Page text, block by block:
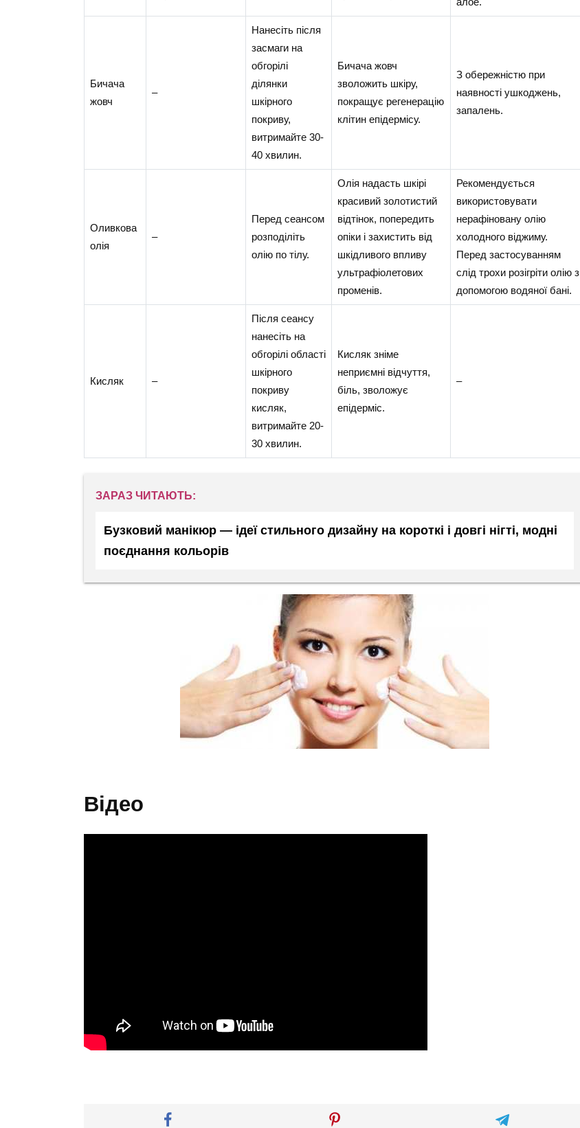
Бичача
жовч
–
Нанесіть після
засмаги на
обгорілі
ділянки
шкірного
покриву,
витримайте 30-
40 хвилин.
Бичача жовч
зволожить шкіру,
покращує регенерацію
клітин епідермісу.
З обережністю при
наявності ушкоджень,
запалень.
Оливкова
олія
–
Перед сеансом
розподіліть
олію по тілу.
Олія надасть шкірі
красивий золотистий
відтінок, попередить
опіки і захистить від
шкідливого впливу
ультрафіолетових
променів.
Рекомендується
використовувати
нерафіновану олію
холодного віджиму.
Перед застосуванням
слід трохи розігріти олію з
допомогою водяної бані.
Кисляк –
Після сеансу
нанесіть на
обгорілі області
шкірного
покриву
кисляк,
витримайте 20-
30 хвилин.
Кисляк зніме
неприємні відчуття,
біль, зволожує
епідерміс.
–
ЗАРАЗ ЧИТАЮТЬ:
Бузковий манікюр — ідеї стильного дизайну на короткі і довгі нігті, модні
поєднання кольорів
відео